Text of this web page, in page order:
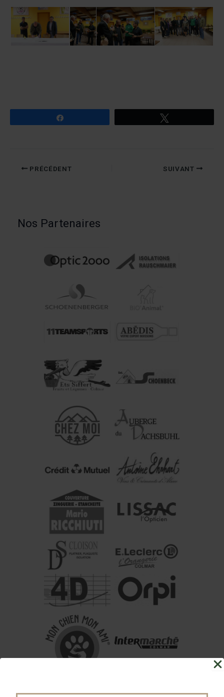
PRÉCÉDENT SUIVANT
Nos Partenaires